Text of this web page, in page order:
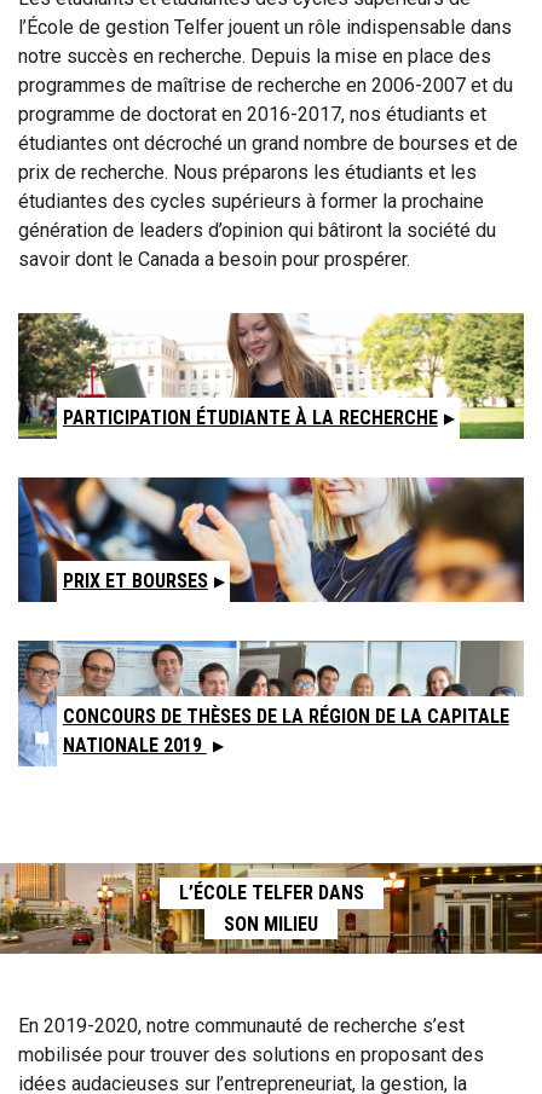
l’École de gestion Telfer jouent un rôle indispensable dans
notre succès en recherche. Depuis la mise en place des
programmes de maîtrise de recherche en 2006-2007 et du
programme de doctorat en 2016-2017, nos étudiants et
étudiantes ont décroché un grand nombre de bourses et de
prix de recherche. Nous préparons les étudiants et les
étudiantes des cycles supérieurs à former la prochaine
génération de leaders d’opinion qui bâtiront la société du
savoir dont le Canada a besoin pour prospérer.
PARTICIPATION ÉTUDIANTE À LA RECHERCHE
PRIX ET BOURSES
CONCOURS DE THÈSES DE LA RÉGION DE LA CAPITALE
NATIONALE 2019
L’ÉCOLE TELFER DANS
SON MILIEU
En 2019-2020, notre communauté de recherche s’est
mobilisée pour trouver des solutions en proposant des
idées audacieuses sur l’entrepreneuriat, la gestion, la